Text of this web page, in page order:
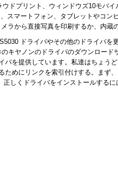
ドプリント、ウィンドウズ10モバ
スマートフォン、タブレットやコン
ラから直接写真を印刷するか、内蔵
ドライバやその他のドライバを
キヤノンのドライバのダウンロー
バを提供しています。私達はちょう
ためにリンクを索引付けする。まず
しくドライバをインストールするに